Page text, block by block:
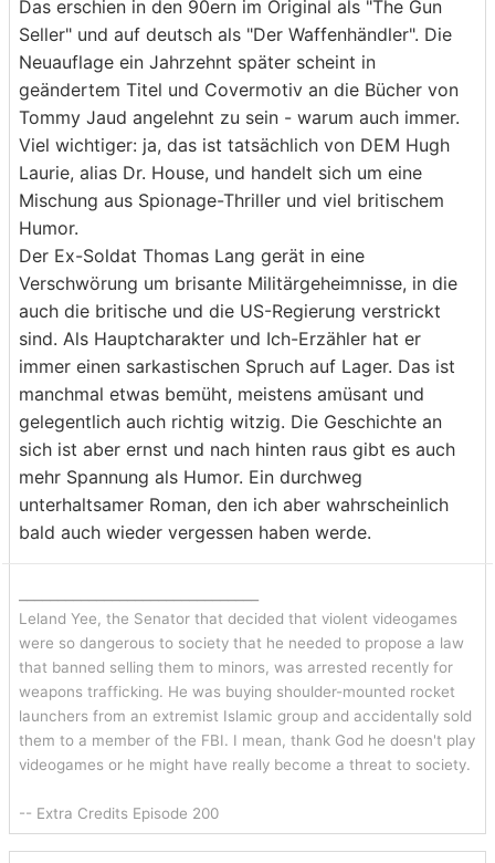
Das erschien in den 90ern im Original als "The Gun
Seller" und auf deutsch als "Der Waffenhändler". Die
Neuauflage ein Jahrzehnt später scheint in
geändertem Titel und Covermotiv an die Bücher von
Tommy Jaud angelehnt zu sein - warum auch immer.
Viel wichtiger: ja, das ist tatsächlich von DEM Hugh
Laurie, alias Dr. House, und handelt sich um eine
Mischung aus Spionage-Thriller und viel britischem
Humor.
Der Ex-Soldat Thomas Lang gerät in eine
Verschwörung um brisante Militärgeheimnisse, in die
auch die britische und die US-Regierung verstrickt
sind. Als Hauptcharakter und Ich-Erzähler hat er
immer einen sarkastischen Spruch auf Lager. Das ist
manchmal etwas bemüht, meistens amüsant und
gelegentlich auch richtig witzig. Die Geschichte an
sich ist aber ernst und nach hinten raus gibt es auch
mehr Spannung als Humor. Ein durchweg
unterhaltsamer Roman, den ich aber wahrscheinlich
bald auch wieder vergessen haben werde.
Leland Yee, the Senator that decided that violent videogames
were so dangerous to society that he needed to propose a law
that banned selling them to minors, was arrested recently for
weapons trafficking. He was buying shoulder-mounted rocket
launchers from an extremist Islamic group and accidentally sold
them to a member of the FBI. I mean, thank God he doesn't play
videogames or he might have really become a threat to society.
-- Extra Credits Episode 200